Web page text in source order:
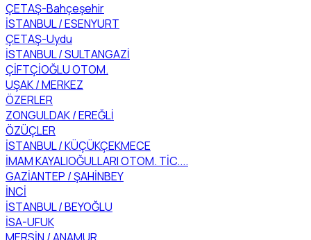
ÇETAŞ-Bahçeşehir
İSTANBUL / ESENYURT
ÇETAŞ-Uydu
İSTANBUL / SULTANGAZİ
ÇİFTÇİOĞLU OTOM.
UŞAK / MERKEZ
ÖZERLER
ZONGULDAK / EREĞLİ
ÖZÜÇLER
İSTANBUL / KÜÇÜKÇEKMECE
İMAM KAYALIOĞULLARI OTOM. TİC....
GAZİANTEP / ŞAHİNBEY
İNCİ
İSTANBUL / BEYOĞLU
İSA-UFUK